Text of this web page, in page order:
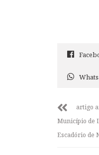
artigo
Município de
Escadório de